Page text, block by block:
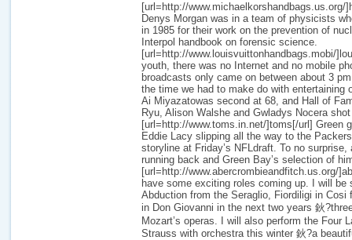
[url=http://
Denys Morgan was in a team of physicists
in 1985 for their work on the prevention of
Interpol handbook on forensic science.
[url=http://www.louisvuittonhandbags.mobi/
youth, there was no Internet and no mobile
broadcasts only came on between about 3
the time we had to make do with entertaining
Ai Miyazatowas second at 68, and Hall of
Ryu, Alison Walshe and Gwladys Nocera
[url=http://www.toms.in.net/]toms[/url] Green
Eddie Lacy slipping all the way to the
storyline at Friday’s NFLdraft. To no
running back and Green Bay’s selection of
[url=http://www.abercrombieandfitch.us.org/
have some exciting roles coming up. I will be
Abduction from the Seraglio, Fiordiligi in Cosi
in Don Giovanni in the next two years 鈥
Mozart’s operas. I will also perform the Four
Strauss with orchestra this winter 鈥?a